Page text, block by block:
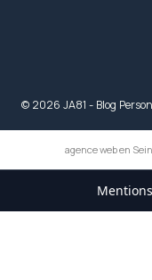
© 2026 JA81 - Blog
agence web en